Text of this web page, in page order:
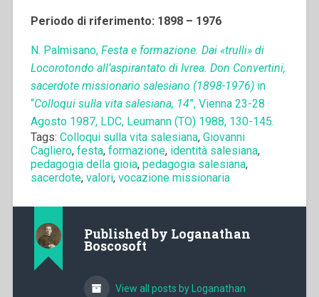
Periodo di riferimento: 1898 – 1976
N. Palmisano, Festa e formazione. Dai «trulli» di
Locorotondo all’aspirantato di Ivrea. Don Convertini,
sacerdote missionario salesiano (1898-1976)in
“Colloqui sulla vita salesiana, 14”, Vienna 23-28
Agosto 1987, LDC, Leumann (TO) 1988, 130-145.
Tags: Colloqui sulla vita salesiana, Giovanni
Cagliero, festa, formazione, identità salesiana,
pedagogia della gioia, pedagogia salesiana,
sacerdote, valori, vocazione missionaria
Published by Loganathan
Boscosoft
View all posts by Loganathan